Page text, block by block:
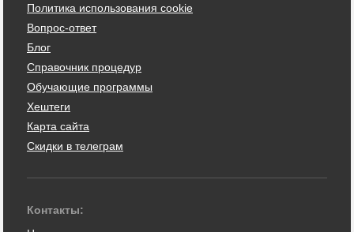
Политика использования cookie
Вопрос-ответ
Блог
Справочник процедур
Обучающие программы
Хештеги
Карта сайта
Скидки в телеграм
Контакты: